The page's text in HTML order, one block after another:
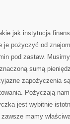
jak instytucja
je pożyczyć od
pod zastaw.
sumą
zapożyczenia
Pożyczają
jest wybitnie
mamy